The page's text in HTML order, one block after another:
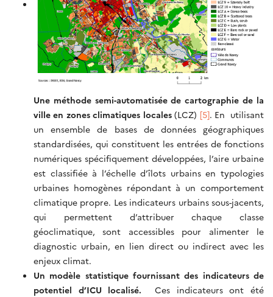
Une méthode semi-automatisée de cartographie de la
ville en zones climatiques locales(LCZ) [5]. En utilisant
un ensemble de bases de données géographiques
standardisées, qui constituent les entrées de fonctions
numériques spécifiquement développées, l’aire urbaine
est classifiée à l’échelle d’îlots urbains en typologies
urbaines homogènes répondant à un comportement
climatique propre. Les indicateurs urbains sous-jacents,
qui permettent d’attribuer chaque classe
géoclimatique, sont accessibles pour alimenter le
diagnostic urbain, en lien direct ou indirect avec les
enjeux climat.
Un modèle statistique fournissant des indicateurs de
potentiel d’ICU localisé.
Ces indicateurs ont été